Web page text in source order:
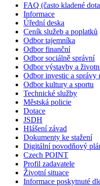
FAQ (často kladené
Informace
Úřední deska
Ceník služeb a poplatků
Odbor tajemníka
Odbor finanční
Odbor sociálně správní
Odbor výstavby a
Odbor investic a správy
Odbor kultury a sportu
Technické služby
Městská policie
Dotace
JSDH
Hlášení závad
Dokumenty ke stažení
Digitální povodňový
Czech POINT
Profil zadavatele
Životní situace
Informace poskytnuté